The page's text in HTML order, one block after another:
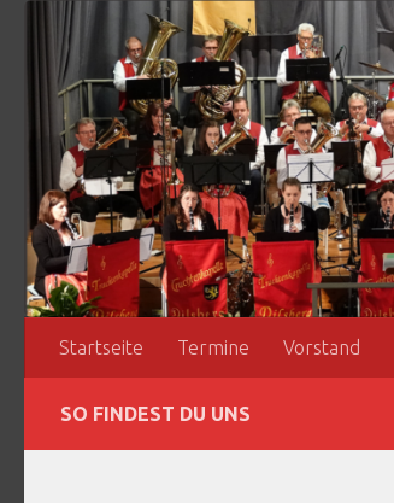
Zum Inhalt springen
Startseite Termine Vorstand
SO FINDEST DU UNS